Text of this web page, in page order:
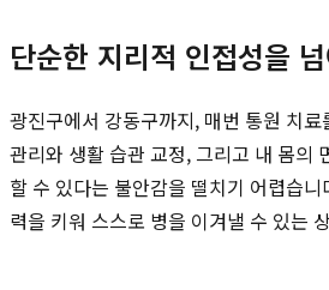
단순한 지리적 인접성을
광진구에서 강동구까지, 매번 통원 치
관리와 생활 습관 교정, 그리고 내 몸의
할 수 있다는 불안감을 떨치기 어렵습
력을 키워 스스로 병을 이겨낼 수 있는